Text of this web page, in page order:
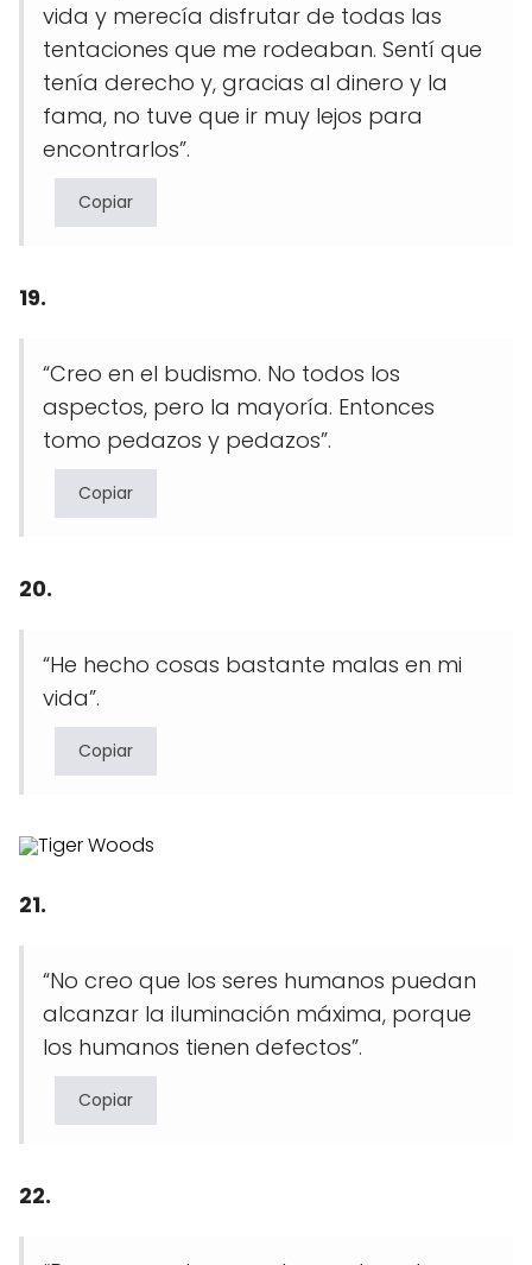
vida y merecía disfrutar de todas las
tentaciones que me rodeaban. Sentí que
tenía derecho y, gracias al dinero y la
fama, no tuve que ir muy lejos para
encontrarlos”.
Copiar
19.
“Creo en el budismo. No todos los
aspectos, pero la mayoría. Entonces
tomo pedazos y pedazos”.
Copiar
20.
“He hecho cosas bastante malas en mi
vida”.
Copiar
21.
“No creo que los seres humanos puedan
alcanzar la iluminación máxima, porque
los humanos tienen defectos”.
Copiar
22.